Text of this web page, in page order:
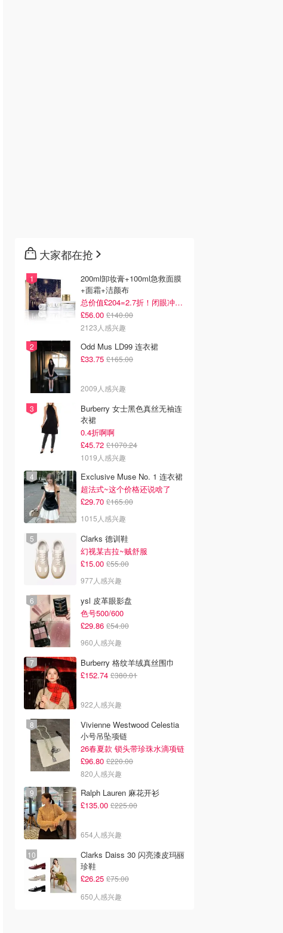
大家都在抢
200ml卸妆膏+100ml急救面膜
+面霜+洁颜布
总价值£204=2.7折！闭眼冲这套！
£56.00 £140.00
2123人感兴趣
Odd Mus LD99 连衣裙
£33.75 £165.00
2009人感兴趣
Burberry 女士黑色真丝无袖连
衣裙
0.4折啊啊
£45.72 £1070.24
1019人感兴趣
Exclusive Muse No. 1 连衣裙
超法式~这个价格还说啥了
£29.70 £165.00
1015人感兴趣
Clarks 德训鞋
幻视某吉拉~贼舒服
£15.00 £55.00
977人感兴趣
ysl 皮革眼影盘
色号500/600
£29.86 £54.00
960人感兴趣
Burberry 格纹羊绒真丝围巾
£152.74 £380.01
922人感兴趣
Vivienne Westwood Celestia
小号吊坠项链
26春夏款 锁头带珍珠水滴项链
£96.80 £220.00
820人感兴趣
Ralph Lauren 麻花开衫
£135.00 £225.00
654人感兴趣
Clarks Daiss 30 闪亮漆皮玛丽
珍鞋
£26.25 £75.00
650人感兴趣